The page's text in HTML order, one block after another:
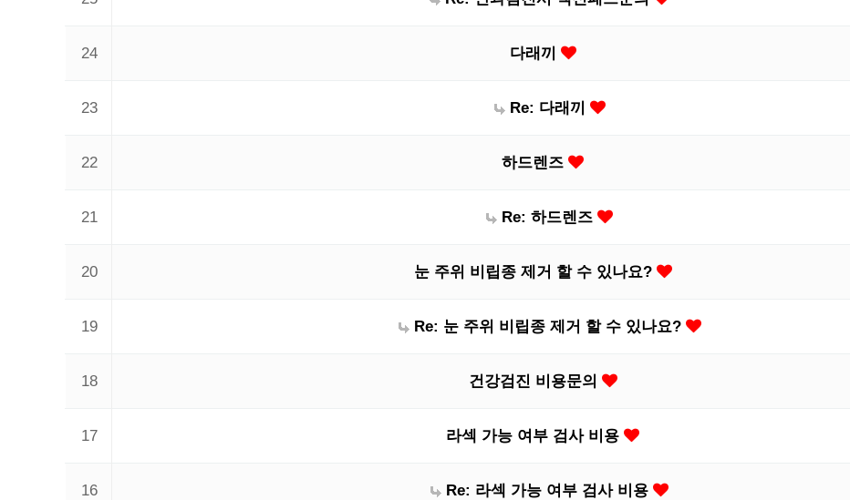
24 다래끼
23 Re: 다래끼
22 하드렌즈
21 Re: 하드렌즈
20 눈 주위 비립종 제거 할 수 있나요?
19 Re: 눈 주위 비립종 제거 할 수 있나요?
18 건강검진 비용문의
17 라섹 가능 여부 검사 비용
16 Re: 라섹 가능 여부 검사 비용